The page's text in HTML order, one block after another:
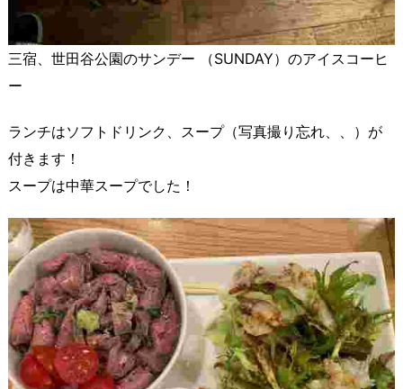
三宿、世田谷公園のサンデー （SUNDAY）のアイスコーヒ
ー
ランチはソフトドリンク、スープ（写真撮り忘れ、、）が
付きます！
スープは中華スープでした！